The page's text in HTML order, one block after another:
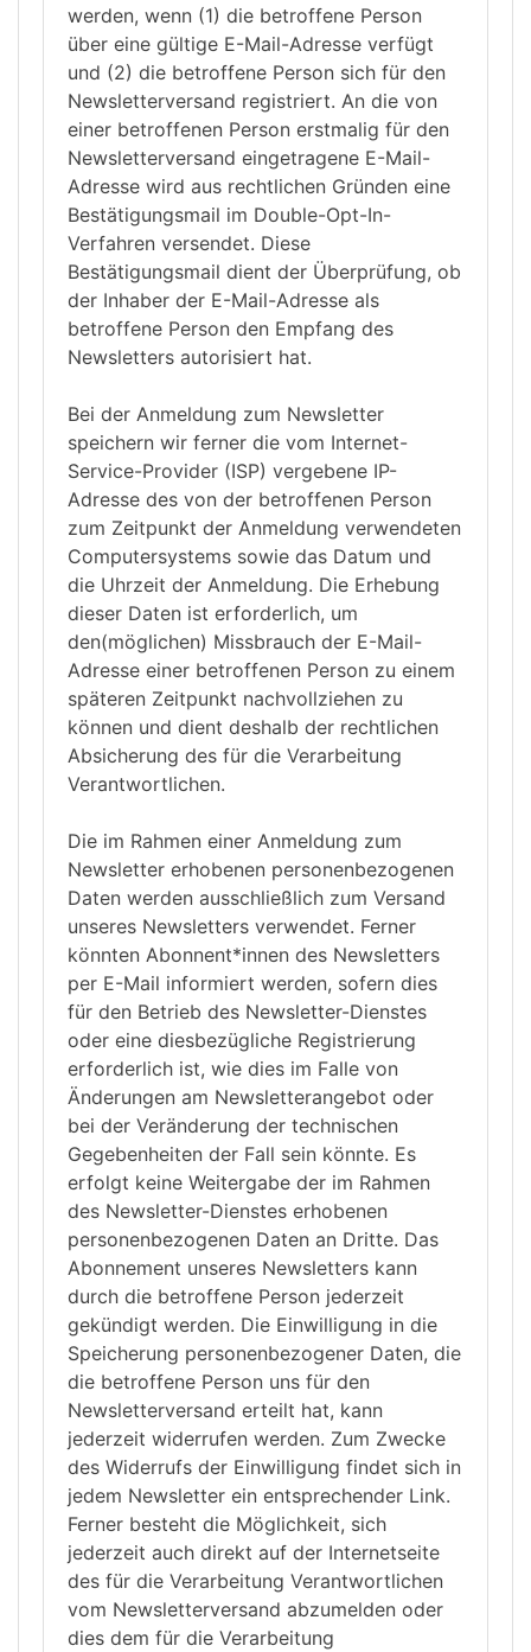
werden, wenn (1) die betroffene Person
über eine gültige E-Mail-Adresse verfügt
und (2) die betroffene Person sich für den
Newsletterversand registriert. An die von
einer betroffenen Person erstmalig für den
Newsletterversand eingetragene E-Mail-
Adresse wird aus rechtlichen Gründen eine
Bestätigungsmail im Double-Opt-In-
Verfahren versendet. Diese
Bestätigungsmail dient der Überprüfung, ob
der Inhaber der E-Mail-Adresse als
betroffene Person den Empfang des
Newsletters autorisiert hat.
Bei der Anmeldung zum Newsletter
speichern wir ferner die vom Internet-
Service-Provider (ISP) vergebene IP-
Adresse des von der betroffenen Person
zum Zeitpunkt der Anmeldung verwendeten
Computersystems sowie das Datum und
die Uhrzeit der Anmeldung. Die Erhebung
dieser Daten ist erforderlich, um
den(möglichen) Missbrauch der E-Mail-
Adresse einer betroffenen Person zu einem
späteren Zeitpunkt nachvollziehen zu
können und dient deshalb der rechtlichen
Absicherung des für die Verarbeitung
Verantwortlichen.
Die im Rahmen einer Anmeldung zum
Newsletter erhobenen personenbezogenen
Daten werden ausschließlich zum Versand
unseres Newsletters verwendet. Ferner
könnten Abonnent*innen des Newsletters
per E-Mail informiert werden, sofern dies
für den Betrieb des Newsletter-Dienstes
oder eine diesbezügliche Registrierung
erforderlich ist, wie dies im Falle von
Änderungen am Newsletterangebot oder
bei der Veränderung der technischen
Gegebenheiten der Fall sein könnte. Es
erfolgt keine Weitergabe der im Rahmen
des Newsletter-Dienstes erhobenen
personenbezogenen Daten an Dritte. Das
Abonnement unseres Newsletters kann
durch die betroffene Person jederzeit
gekündigt werden. Die Einwilligung in die
Speicherung personenbezogener Daten, die
die betroffene Person uns für den
Newsletterversand erteilt hat, kann
jederzeit widerrufen werden. Zum Zwecke
des Widerrufs der Einwilligung findet sich in
jedem Newsletter ein entsprechender Link.
Ferner besteht die Möglichkeit, sich
jederzeit auch direkt auf der Internetseite
des für die Verarbeitung Verantwortlichen
vom Newsletterversand abzumelden oder
dies dem für die Verarbeitung